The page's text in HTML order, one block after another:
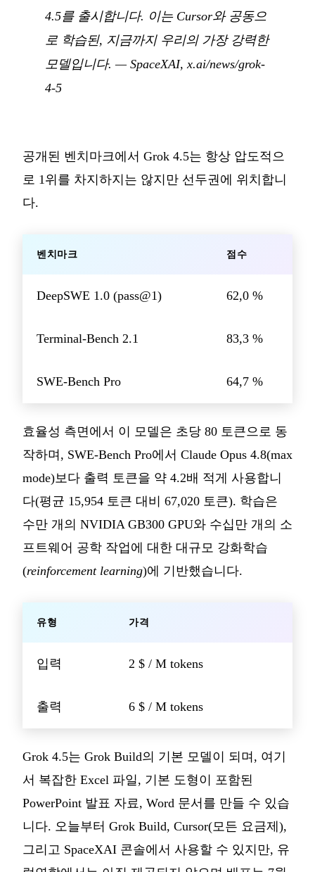
4.5를 출시합니다. 이는 Cursor와 공동으
로 학습된, 지금까지 우리의 가장 강력한
모델입니다. — SpaceXAI, x.ai/news/grok-
4-5
공개된 벤치마크에서 Grok 4.5는 항상 압도적으
로 1위를 차지하지는 않지만 선두권에 위치합니
다.
벤치마크 점수
DeepSWE 1.0 (pass@1) 62,0 %
Terminal-Bench 2.1 83,3 %
SWE-Bench Pro 64,7 %
효율성 측면에서 이 모델은 초당 80 토큰으로 동
작하며, SWE-Bench Pro에서 Claude Opus 4.8(max
mode)보다 출력 토큰을 약 4.2배 적게 사용합니
다(평균 15,954 토큰 대비 67,020 토큰). 학습은
수만 개의 NVIDIA GB300 GPU와 수십만 개의 소
프트웨어 공학 작업에 대한 대규모 강화학습
(reinforcement learning)에 기반했습니다.
유형 가격
입력 2 $ / M tokens
출력 6 $ / M tokens
Grok 4.5는 Grok Build의 기본 모델이 되며, 여기
서 복잡한 Excel 파일, 기본 도형이 포함된
PowerPoint 발표 자료, Word 문서를 만들 수 있습
니다. 오늘부터 Grok Build, Cursor(모든 요금제),
그리고 SpaceXAI 콘솔에서 사용할 수 있지만, 유